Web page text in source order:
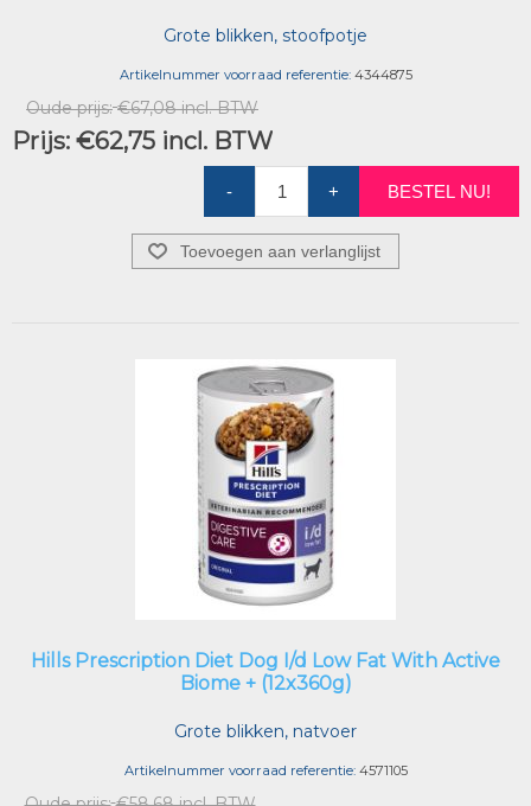
Grote blikken, stoofpotje
Artikelnummer voorraad referentie: 4344875
Oude prijs: €67,08 incl. BTW
Prijs: €62,75 incl. BTW
- + BESTEL NU!
Toevoegen aan verlanglijst
Hills Prescription Diet Dog I/d Low Fat With Active
Biome + (12x360g)
Grote blikken, natvoer
Artikelnummer voorraad referentie: 4571105